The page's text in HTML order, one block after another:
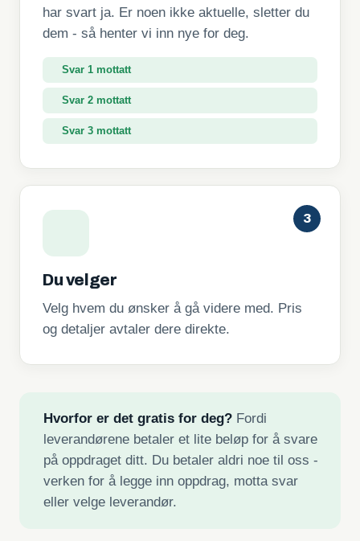
har svart ja. Er noen ikke aktuelle, sletter du
dem - så henter vi inn nye for deg.
Svar 1 mottatt
Svar 2 mottatt
Svar 3 mottatt
3
Du velger
Velg hvem du ønsker å gå videre med. Pris
og detaljer avtaler dere direkte.
Hvorfor er det gratis for deg?Fordi
leverandørene betaler et lite beløp for å svare
på oppdraget ditt. Du betaler aldri noe til oss -
verken for å legge inn oppdrag, motta svar
eller velge leverandør.